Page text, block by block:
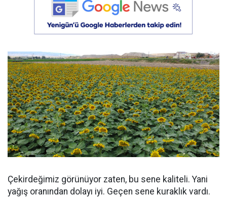
Çekirdeğimiz görünüyor zaten, bu sene kaliteli. Yani
yağış oranından dolayı iyi. Geçen sene kuraklık vardı.